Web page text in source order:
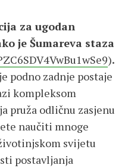
za ugodan
je Šumareva staza
).
podno zadnje postaje
kompleksom
pruža odličnu zasjenu
naučiti mnoge
svijetu
postavljanja